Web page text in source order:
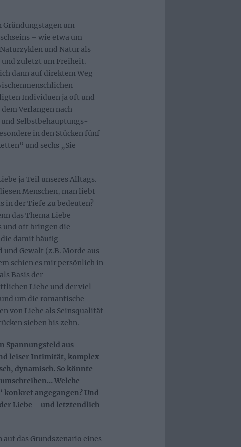
Gründungstagen um
– wie etwa um
und Natur als
und zuletzt um Freiheit.
dann auf direktem Weg
Individuen ja oft und
Verlangen nach
Selbstbehauptungs-
in den Stücken fünf
und sechs „Sie
ja Teil unseres Alltags.
Menschen, man liebt
in der Tiefe zu bedeuten?
das Thema Liebe
und oft bringen die
damit häufig
und Gewalt (z.B. Morde aus
schien es mir persönlich in
Basis der
Liebe und der viel
um die romantische
von Liebe als Seinsqualität
sieben bis zehn.
Spannungsfeld aus
leiser Intimität, komplex
dynamisch. So könnte
umschreiben… Welche
konkret angegangen? Und
Liebe – und letztendlich
das Grundszenario eines